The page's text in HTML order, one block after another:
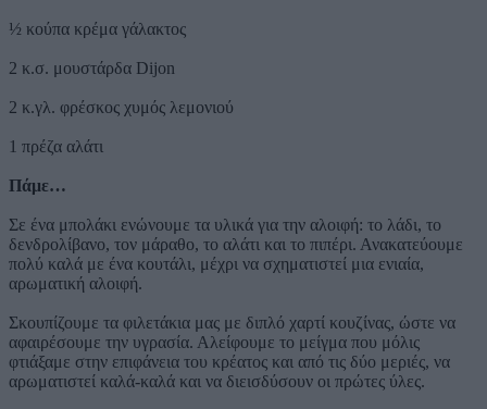
½ κούπα κρέμα γάλακτος
2 κ.σ. μουστάρδα Dijon
2 κ.γλ. φρέσκος χυμός λεμονιού
1 πρέζα αλάτι
Πάμε…
Σε ένα μπολάκι ενώνουμε τα υλικά για την αλοιφή: το λάδι, το
δενδρολίβανο, τον μάραθο, το αλάτι και το πιπέρι. Ανακατεύουμε
πολύ καλά με ένα κουτάλι, μέχρι να σχηματιστεί μια ενιαία,
αρωματική αλοιφή.
Σκουπίζουμε τα φιλετάκια μας με διπλό χαρτί κουζίνας, ώστε να
αφαιρέσουμε την υγρασία. Αλείφουμε το μείγμα που μόλις
φτιάξαμε στην επιφάνεια του κρέατος και από τις δύο μεριές, να
αρωματιστεί καλά-καλά και να διεισδύσουν οι πρώτες ύλες.